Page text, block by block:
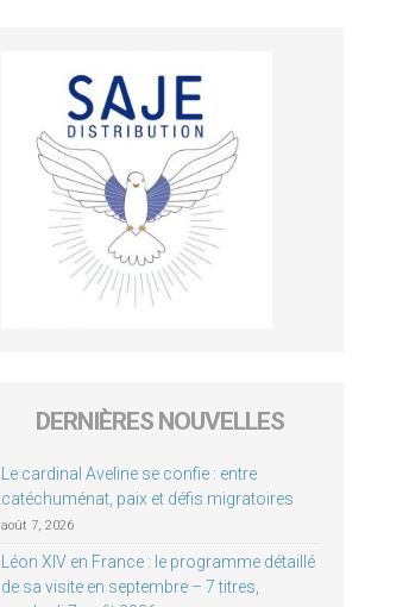
DERNIÈRES NOUVELLES
Le cardinal Aveline se confie : entre
catéchuménat, paix et défis migratoires
août 7, 2026
Léon XIV en France : le programme détaillé
de sa visite en septembre – 7 titres,